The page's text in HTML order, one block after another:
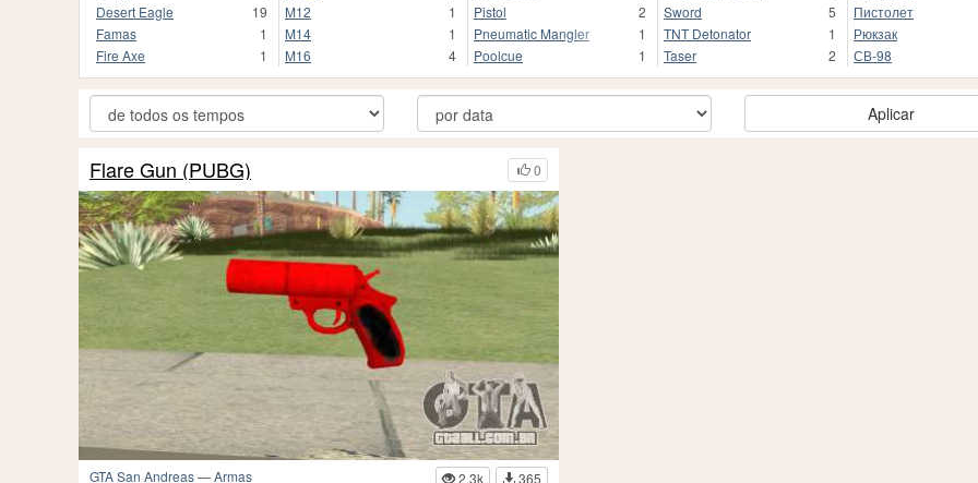
Desert Eagle
19
Famas
1
Fire Axe
1
M12
1
M14
1
M16
4
Pistol
2
Pneumatic Mangler
1
Poolcue
1
Sword
5
TNT Detonator
1
Taser
2
Пистолет
Рюкзак
СВ-98
Aplicar
0
Flare Gun (PUBG)
GTA San Andreas—Armas 2.3k 365